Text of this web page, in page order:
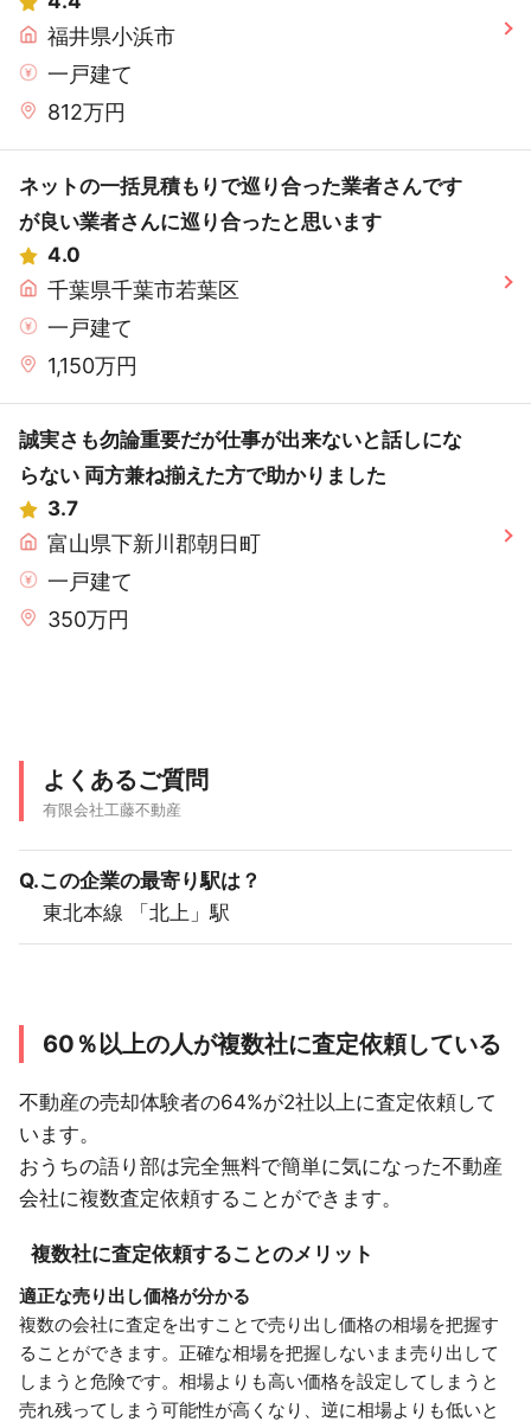
福井県小浜市
一戸建て
812万円
ネットの一括見積もりで巡り合った業者さんです
が良い業者さんに巡り合ったと思います
4.0
千葉県千葉市若葉区
一戸建て
1,150万円
誠実さも勿論重要だが仕事が出来ないと話しにな
らない 両方兼ね揃えた方で助かりました
3.7
富山県下新川郡朝日町
一戸建て
350万円
よくあるご質問
有限会社工藤不動産
Q.この企業の最寄り駅は？
東北本線 「北上」駅
60％以上の人が複数社に査定依頼している
不動産の売却体験者の64%が2社以上に査定依頼して
います。
おうちの語り部は完全無料で簡単に気になった不動産
会社に複数査定依頼することができます。
複数社に査定依頼することのメリット
適正な売り出し価格が分かる
複数の会社に査定を出すことで売り出し価格の相場を把握す
ることができます。正確な相場を把握しないまま売り出して
しまうと危険です。相場よりも高い価格を設定してしまうと
売れ残ってしまう可能性が高くなり、逆に相場よりも低いと